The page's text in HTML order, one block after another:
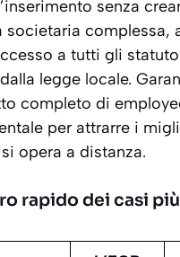
senza
societaria complessa,
a tutti gli
legge locale.
completo di
per attrarre i
opera a distanza.
rapido dei casi